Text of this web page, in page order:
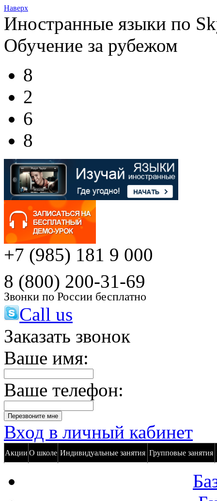
Наверх
Иностранные языки по
Обучение за рубежом
8
2
6
8
+7 (985) 181 9 000
8 (800) 200-31-69
Звонки по России бесплатно
Call us
Заказать звонок
Ваше имя:
Ваше телефон:
Вход в личный кабинет
Акции О школе Индивидуальные занятия Групповые занятия